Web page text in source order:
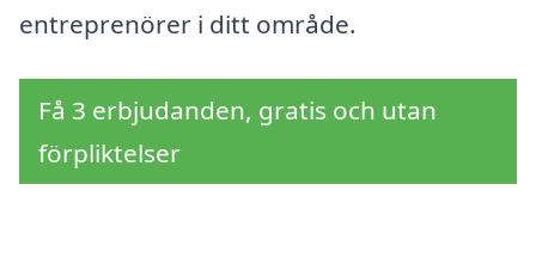
entreprenörer i ditt område.
Få 3 erbjudanden, gratis och utan
förpliktelser